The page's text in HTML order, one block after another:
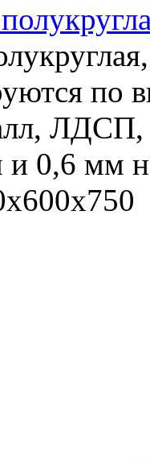
по
0,6 мм